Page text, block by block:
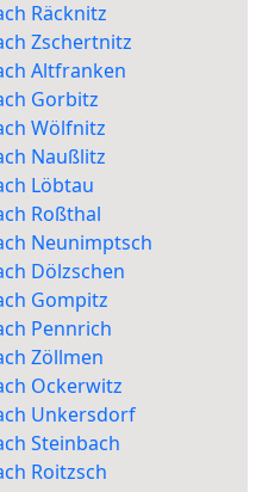
Räcknitz
Zschertnitz
Altfranken
Gorbitz
Wölfnitz
Naußlitz
Löbtau
Roßthal
Neunimptsch
Dölzschen
Gompitz
Pennrich
Zöllmen
Ockerwitz
Unkersdorf
Steinbach
Roitzsch